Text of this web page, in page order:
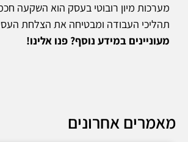
מערכות מיון רובוטי בעסק הוא השקעה
תהליכי העבודה ומבטיחה את הצלחת
מעוניינים במידע נוסף? פנו אלינו!
מאמרים אחרונים